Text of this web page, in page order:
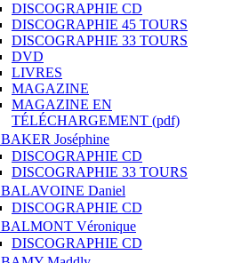
DISCOGRAPHIE CD
DISCOGRAPHIE 45 TOURS
DISCOGRAPHIE 33 TOURS
DVD
LIVRES
MAGAZINE
MAGAZINE EN
TÉLÉCHARGEMENT (pdf)
BAKER Joséphine
DISCOGRAPHIE CD
DISCOGRAPHIE 33 TOURS
BALAVOINE Daniel
DISCOGRAPHIE CD
BALMONT Véronique
DISCOGRAPHIE CD